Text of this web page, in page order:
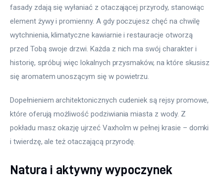
fasady zdają się wyłaniać z otaczającej przyrody, stanowiąc
element żywy i promienny. A gdy poczujesz chęć na chwilę
wytchnienia, klimatyczne kawiarnie i restauracje otworzą
przed Tobą swoje drzwi. Każda z nich ma swój charakter i
historię, spróbuj więc lokalnych przysmaków, na które skusisz
się aromatem unoszącym się w powietrzu.
Dopełnieniem architektonicznych cudeniek są rejsy promowe,
które oferują możliwość podziwiania miasta z wody. Z
pokładu masz okazję ujrzeć Vaxholm w pełnej krasie – domki
i twierdzę, ale też otaczającą przyrodę.
Natura i aktywny wypoczynek